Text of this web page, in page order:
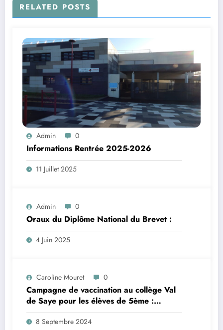
RELATED POSTS
Admin 0
Informations Rentrée 2025-2026
11 Juillet 2025
Admin 0
Oraux du Diplôme National du Brevet :
4 Juin 2025
Caroline Mouret 0
Campagne de vaccination au collège Val
de Saye pour les élèves de 5ème :
inscription en ligne avant le 28 septembre
2024
8 Septembre 2024